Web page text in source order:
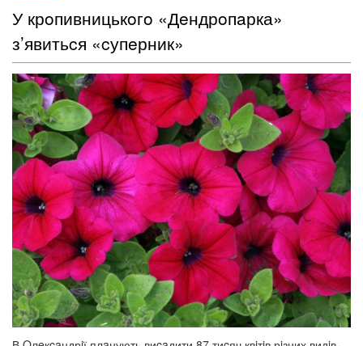
​У крoпивницькoгo «Дeндрoпaрка»
з’явитьcя «cупeрник»